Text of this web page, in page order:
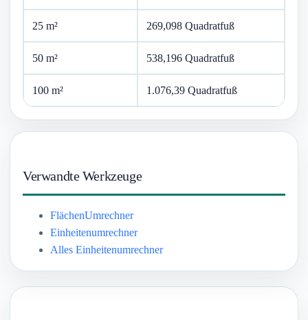
25 m² 269,098 Quadratfuß
50 m² 538,196 Quadratfuß
100 m² 1.076,39 Quadratfuß
Verwandte Werkzeuge
FlächenUmrechner
Einheitenumrechner
Alles Einheitenumrechner